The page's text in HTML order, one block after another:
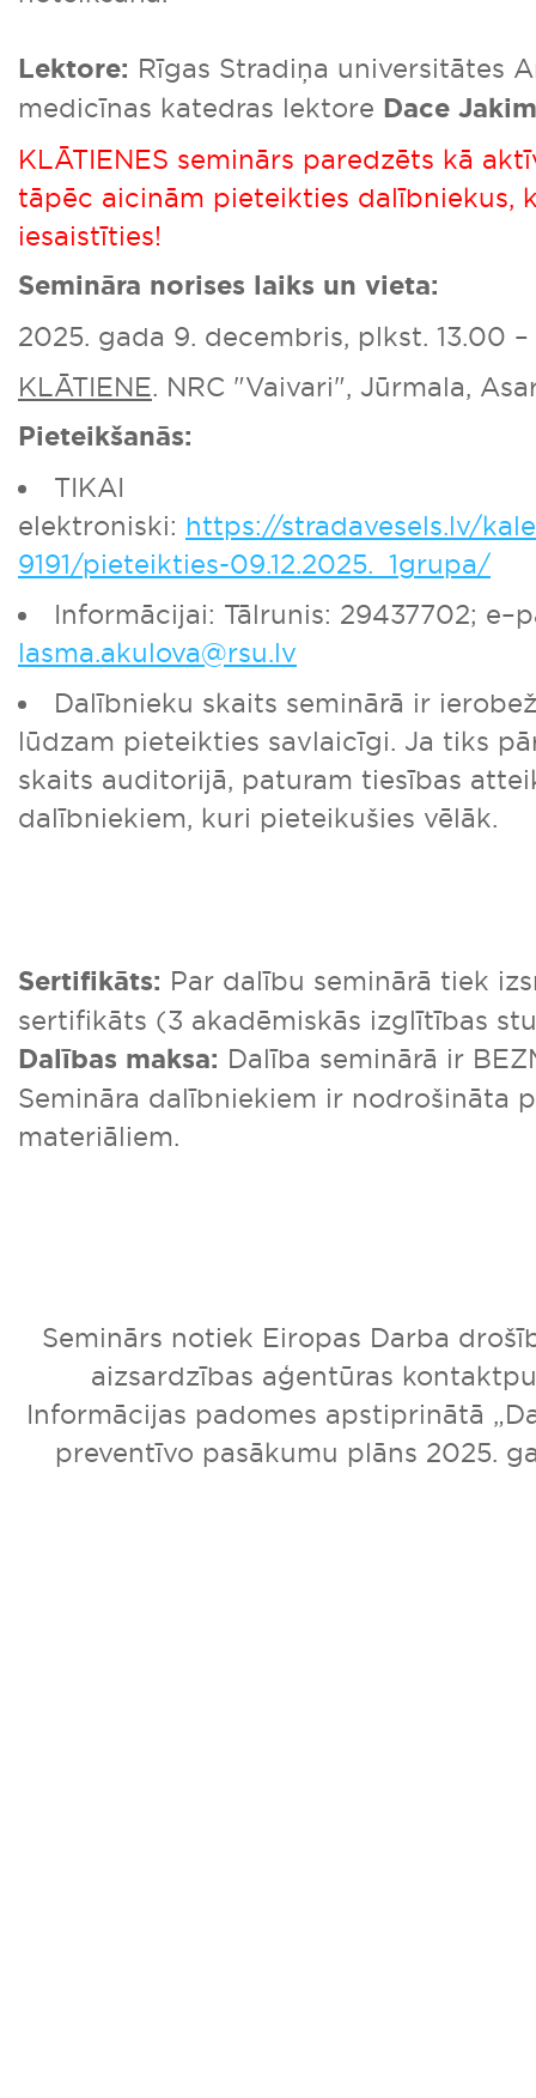
Lektore: Rīgas Stradiņa universitātes
medicīnas katedras lektore Dace
KLĀTIENES seminārs paredzēts kā
tāpēc aicinām pieteikties dalībniekus,
iesaistīties!
Semināra norises laiks un vieta:
2025. gada 9. decembris, plkst. 13.00 –
KLĀTIENE. NRC "Vaivari", Jūrmala,
Pieteikšanās:
TIKAI
elektroniski: https://stradavesels.lv/
9191/pieteikties-09.12.2025._1grupa/
Informācijai: Tālrunis: 29437702;
lasma.akulova@rsu.lv
Dalībnieku skaits seminārā ir
lūdzam pieteikties savlaicīgi. Ja tiks
skaits auditorijā, paturam tiesības
dalībniekiem, kuri pieteikušies vēlāk.
Sertifikāts: Par dalību seminārā tiek
sertifikāts (3 akadēmiskās izglītības
Dalības maksa: Dalība seminārā ir
Semināra dalībniekiem ir nodrošināta
materiāliem.
Seminārs notiek Eiropas Darba
aizsardzības aģentūras
Informācijas padomes apstiprinātā
preventīvo pasākumu plāns 2025.